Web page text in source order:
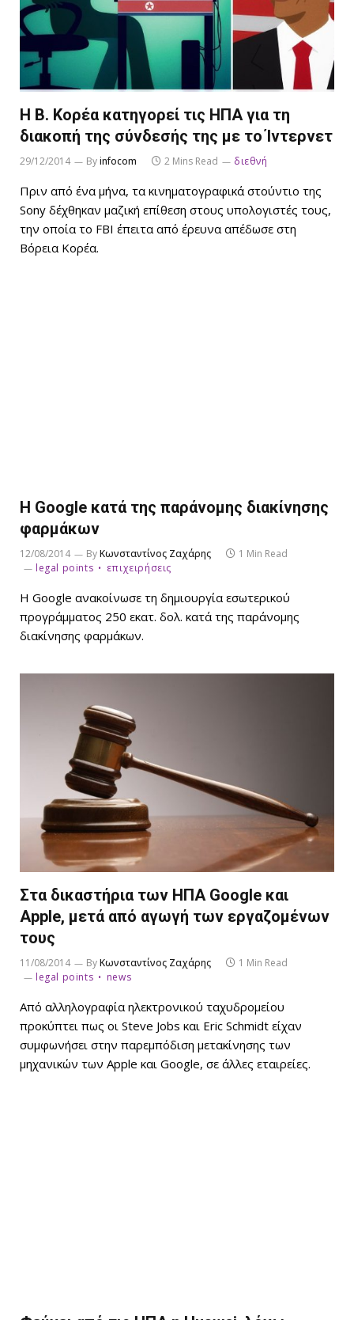
Η Β. Κορέα κατηγορεί τις ΗΠΑ για τη
διακοπή της σύνδεσής της με το Ίντερνετ
29/12/2014 Byinfocom 2 Mins Read διεθνή
Πριν από ένα μήνα, τα κινηματογραφικά στούντιο της
Sony δέχθηκαν μαζική επίθεση στους υπολογιστές τους,
την οποία το FBI έπειτα από έρευνα απέδωσε στη
Βόρεια Κορέα.
Η Google κατά της παράνομης διακίνησης
φαρμάκων
12/08/2014 ByΚωνσταντίνος Ζαχάρης
1 Min Read
legal points
επιχειρήσεις
Η Google ανακοίνωσε τη δημιουργία εσωτερικού
προγράμματος 250 εκατ. δολ. κατά της παράνομης
διακίνησης φαρμάκων.
Στα δικαστήρια των ΗΠΑ Google και
Apple, μετά από αγωγή των εργαζομένων
τους
11/08/2014 ByΚωνσταντίνος Ζαχάρης
1 Min Read
legal points
news
Από αλληλογραφία ηλεκτρονικού ταχυδρομείου
προκύπτει πως οι Steve Jobs και Eric Schmidt είχαν
συμφωνήσει στην παρεμπόδιση μετακίνησης των
μηχανικών των Apple και Google, σε άλλες εταιρείες.